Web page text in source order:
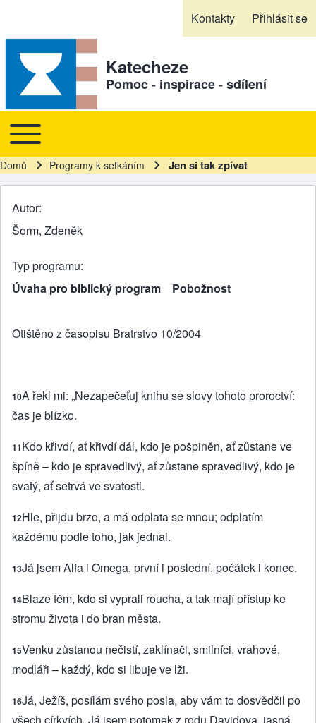
Kontakty Přihlásit se
Katecheze
Pomoc - inspirace - sdílení
Hlavní navigace
Toggle main menu
Drobečková navigace
Domů Programy k setkáním Jen si tak zpívat
Autor
Šorm, Zdeněk
Typ programu
Úvaha pro biblický program
Pobožnost
Otištěno z časopisu Bratrstvo 10/2004
10A řekl mi: „Nezapečeťuj knihu se slovy tohoto proroctví:
čas je blízko.
11Kdo křivdí, ať křivdí dál, kdo je pošpiněn, ať zůstane ve
špíně – kdo je spravedlivý, ať zůstane spravedlivý, kdo je
svatý, ať setrvá ve svatosti.
12Hle, přijdu brzo, a má odplata se mnou; odplatím
každému podle toho, jak jednal.
13Já jsem Alfa i Omega, první i poslední, počátek i konec.
14Blaze těm, kdo si vyprali roucha, a tak mají přístup ke
stromu života i do bran města.
15Venku zůstanou nečistí, zaklínači, smilníci, vrahové,
modláři – každý, kdo si libuje ve lži.
16Já, Ježíš, posílám svého posla, aby vám to dosvědčil po